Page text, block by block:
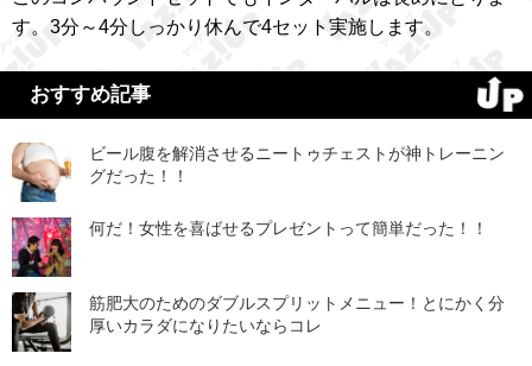
す。3分～4分しっかり休んで4セット実施します。
おすすめ記事
ビール腹を解消させるニートゥチェストが神トレーニン
グだった！！
何だ！女性を喜ばせるプレゼントって簡単だった！！
筋肥大のためのダブルスプリットメニュー！とにかく分
厚いカラダになりたいならコレ